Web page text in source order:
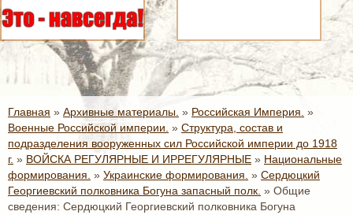
Главная » Архивные материалы. » Российская Империя. »
Военные Российской империи. » Структура, состав и
подразделения вооруженных сил Российской империи до 1918
г. » ВОЙСКА РЕГУЛЯРНЫЕ И ИРРЕГУЛЯРНЫЕ » Национальные
формирования. » Украинские формирования. » Сердюцкий
Георгиевский полковника Богуна запасный полк. » Общие
сведения: Сердюцкий Георгиевский полковника Богуна